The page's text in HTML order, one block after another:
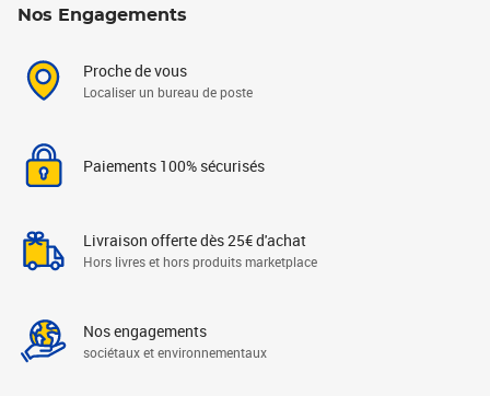
Nos Engagements
Proche de vous
Localiser un bureau de poste
Paiements 100% sécurisés
Livraison offerte dès 25€ d'achat
Hors livres et hors produits marketplace
Nos engagements
sociétaux et environnementaux